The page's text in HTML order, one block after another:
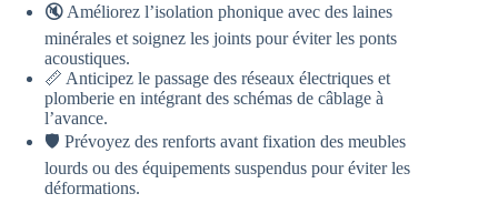
🔇 Améliorez l’isolation phonique avec des laines
minérales et soignez les joints pour éviter les ponts
acoustiques.
📏 Anticipez le passage des réseaux électriques et
plomberie en intégrant des schémas de câblage à
l’avance.
🛡️ Prévoyez des renforts avant fixation des meubles
lourds ou des équipements suspendus pour éviter les
déformations.